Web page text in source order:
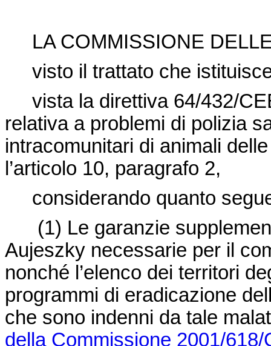
LA COMMISSIONE
visto il trattato che
vista la direttiva 64/432/
relativa a problemi di polizia
intracomunitari di animali
l’articolo 10, paragrafo 2,
considerando quanto
(1) Le garanzie
Aujeszky necessarie per il
nonché l’elenco dei territori
programmi di eradicazione
che sono indenni da tale
della Commissione 2001/